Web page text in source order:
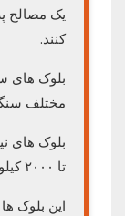
یک مصالح
کنند.
بلوک های
مختلف
تا ۲۰۰۰ کیلوگرم بر متر مکعب هستند.
این بلوک